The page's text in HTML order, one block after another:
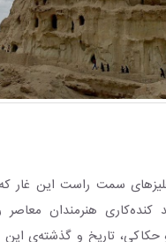
سمت راست این غار که
هنرمندان معاصر
حکاکی، تاریخ و گذشته‌ی این